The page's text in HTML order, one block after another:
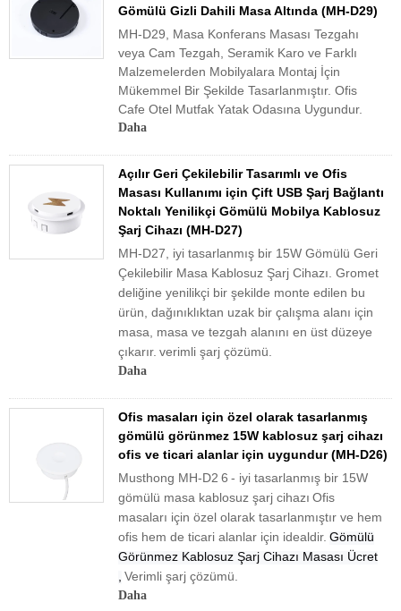
Gömülü Gizli Dahili Masa Altında (MH-D29)
MH-D29, Masa Konferans Masası Tezgahı
veya Cam Tezgah, Seramik Karo ve Farklı
Malzemelerden Mobilyalara Montaj İçin
Mükemmel Bir Şekilde Tasarlanmıştır. Ofis
Cafe Otel Mutfak Yatak Odasına Uygundur.
Daha
Açılır Geri Çekilebilir Tasarımlı ve Ofis
Masası Kullanımı için Çift USB Şarj Bağlantı
Noktalı Yenilikçi Gömülü Mobilya Kablosuz
Şarj Cihazı (MH-D27)
MH-D27, iyi tasarlanmış bir 15W Gömülü Geri
Çekilebilir Masa Kablosuz Şarj Cihazı. Gromet
deliğine yenilikçi bir şekilde monte edilen bu
ürün, dağınıklıktan uzak bir çalışma alanı için
masa, masa ve tezgah alanını en üst düzeye
çıkarır. verimli şarj çözümü.
Daha
Ofis masaları için özel olarak tasarlanmış
gömülü görünmez 15W kablosuz şarj cihazı
ofis ve ticari alanlar için uygundur (MH-D26)
Musthong MH-D2 6 - iyi tasarlanmış bir 15W
gömülü masa kablosuz şarj cihazı Ofis
masaları için özel olarak tasarlanmıştır ve hem
ofis hem de ticari alanlar için idealdir. Gömülü
Görünmez Kablosuz Şarj Cihazı Masası Ücret
Verimli şarj çözümü.
Daha